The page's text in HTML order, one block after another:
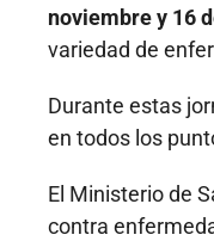
noviembre y 16
variedad de
Durante estas
en todos los
El Ministerio de
contra